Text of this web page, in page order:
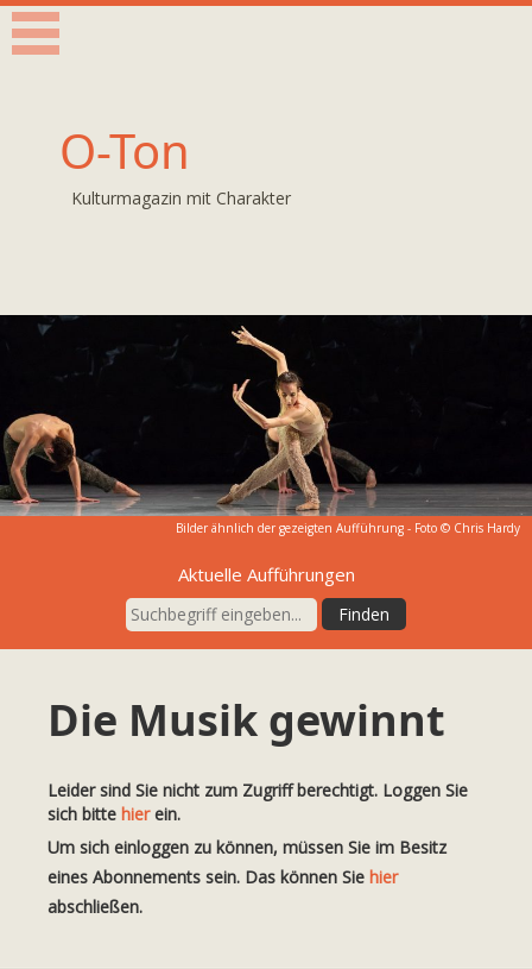
O-Ton
Kulturmagazin mit Charakter
Bilder ähnlich der gezeigten Aufführung - Foto © Chris Hardy
Aktuelle Aufführungen
Die Musik gewinnt
Leider sind Sie nicht zum Zugriff berechtigt. Loggen Sie
sich bitte hierein.
Um sich einloggen zu können, müssen Sie im Besitz
eines Abonnements sein. Das können Sie hier
abschließen.